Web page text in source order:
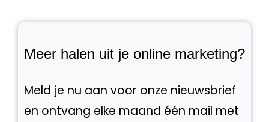
Meer halen uit je online marketing?
Meld je nu aan voor onze nieuwsbrief
en ontvang elke maand één mail met